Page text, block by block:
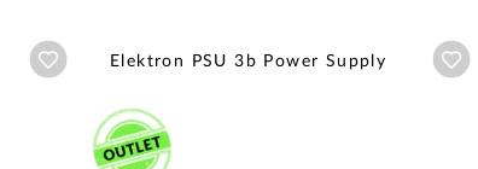
Añadir a wishlist
Elektron PSU 3b Power Supply